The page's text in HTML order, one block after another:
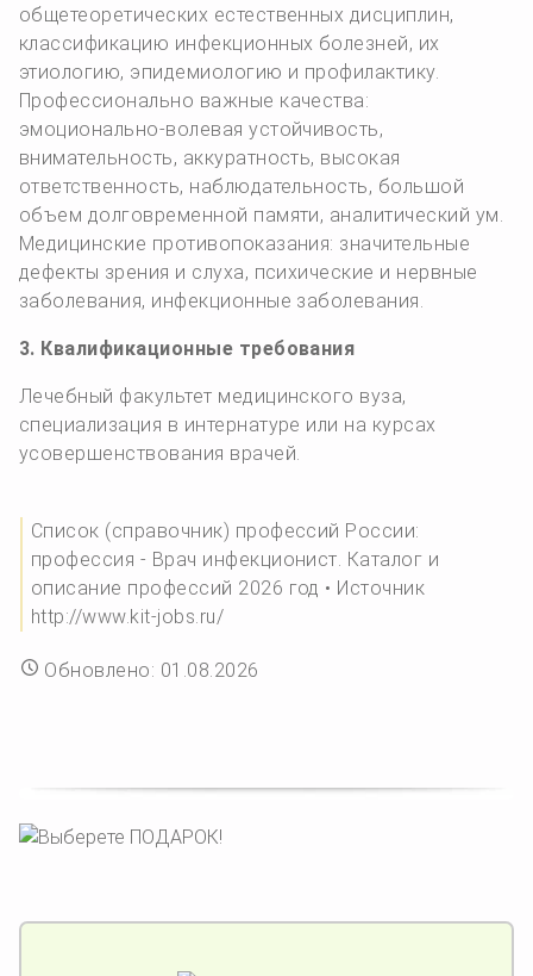
общетеоретических естественных дисциплин,
классификацию инфекционных болезней, их
этиологию, эпидемиологию и профилактику.
Профессионально важные качества:
эмоционально-волевая устойчивость,
внимательность, аккуратность, высокая
ответственность, наблюдательность, большой
объем долговременной памяти, аналитический ум.
Медицинские противопоказания: значительные
дефекты зрения и слуха, психические и нервные
заболевания, инфекционные заболевания.
3. Квалификационные требования
Лечебный факультет медицинского вуза,
специализация в интернатуре или на курсах
усовершенствования врачей.
Список (справочник) профессий России:
профессия - Врач инфекционист. Каталог и
описание профессий 2026 год • Источник
http://www.kit-jobs.ru/
Обновлено: 01.08.2026